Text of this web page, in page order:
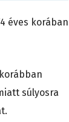
éves korában
súlyosra